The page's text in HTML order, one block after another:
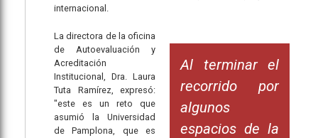
internacional.
Al terminar el
recorrido por
algunos
espacios de la
La directora de la oficina
de Autoevaluación y
Acreditación
Institucional, Dra. Laura
Tuta Ramírez, expresó:
"este es un reto que
asumió la Universidad
de Pamplona, que es